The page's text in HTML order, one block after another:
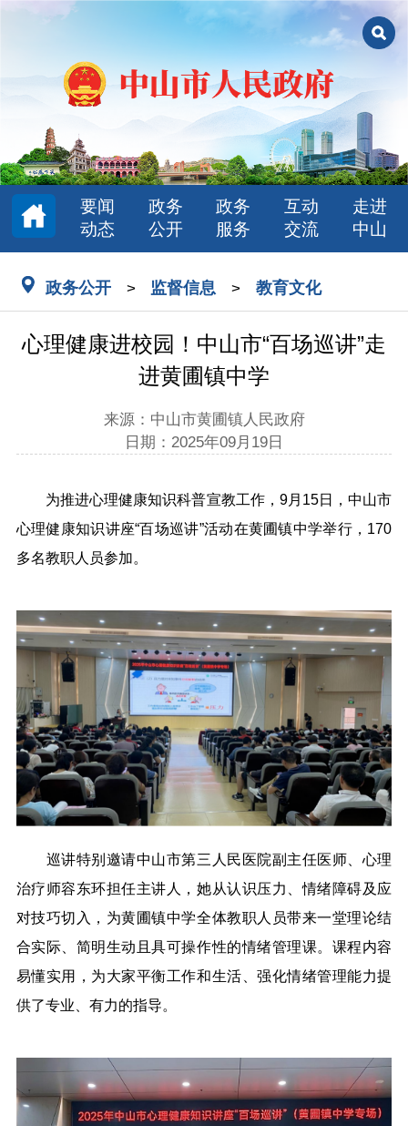
要闻
动态
政务
公开
政务
服务
互动
交流
走进
中山
政务公开 > 监督信息 > 教育文化
心理健康进校园！中山市“百场巡讲”走
进黄圃镇中学
来源：中山市黄圃镇人民政府
日期：2025年09月19日
为推进心理健康知识科普宣教工作，9月15日，中山市
心理健康知识讲座“百场巡讲”活动在黄圃镇中学举行，170
多名教职人员参加。
巡讲特别邀请中山市第三人民医院副主任医师、心理
治疗师容东环担任主讲人，她从认识压力、情绪障碍及应
对技巧切入，为黄圃镇中学全体教职人员带来一堂理论结
合实际、简明生动且具可操作性的情绪管理课。课程内容
易懂实用，为大家平衡工作和生活、强化情绪管理能力提
供了专业、有力的指导。